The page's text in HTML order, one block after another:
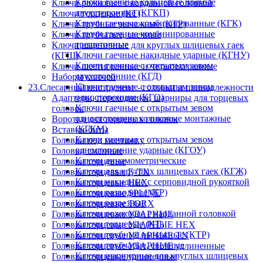
Ключи рожковые с карданной головкой
Ключи торцевые (КТ)
Ключи трубные рычажные (КТР)
Ключи трубчатые, свечные
Ключи шарнирные для круглых шлицевых гаек
(КГШ)
Ключи шестигранные и четырехгранные
Наборы ключей
23.Слесарный инструмент - головки и принадлежности
Адаптеры, переходники, шарниры для торцевых
головок
Воротки для торцевых головок
Вставки-биты
Головки под монтажку
Головки сменные
Головки торцевые
Головки торцевые E-TX
Головки торцевые HEX
Головки торцевые SPLINE
Головки торцевые TORX
Головки торцевые УДАРНЫЕ
Головки торцевые УДАРНЫЕ HEX
Головки торцевые УДАРНЫЕ TX
Головки торцевые УДАРНЫЕ удлиненные
Головки торцевые удлиненные
Ключи гаечные кольцевые прямые
двухсторонние (КГКП)
Ключи гаечные комбинированные (КГК)
Ключи гаечные комбинированные
трещеточные
Ключи гаечные накидные ударные (КГНУ)
Ключи гаечные с открытым зевом
двухсторонние (КГД)
Ключи гаечные с открытым зевом
односторонние (КГО)
Ключи гаечные с открытым зевом
односторонние коликовые монтажные
(КГКМ)
Ключи гаечные с открытым зевом
односторонние ударные (КГОУ)
Ключи динамометрические
Ключи для круглых шлицевых гаек (КГЖ)
Ключи накидные с серповидной рукояткой
Ключи разводные (КР)
Ключи разрезные
Ключи рожковые с карданной головкой
Ключи торцевые (КТ)
Ключи трубные рычажные (КТР)
Ключи трубчатые, свечные
Ключи шарнирные для круглых шлицевых